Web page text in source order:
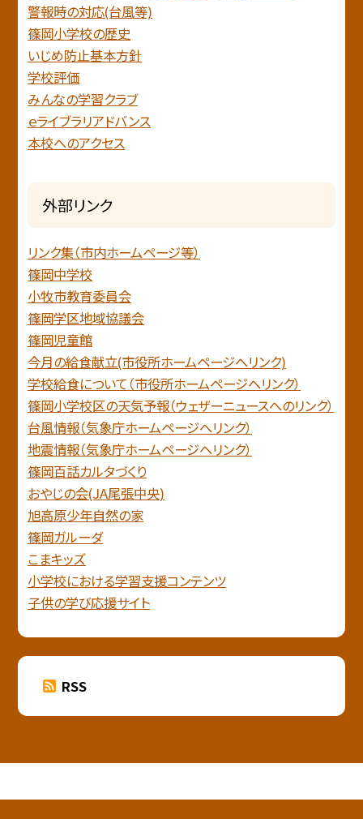
警報時の対応(台風等)
篠岡小学校の歴史
いじめ防止基本方針
学校評価
みんなの学習クラブ
ｅライブラリアドバンス
本校へのアクセス
外部リンク
リンク集（市内ホームページ等）
篠岡中学校
小牧市教育委員会
篠岡学区地域協議会
篠岡児童館
今月の給食献立(市役所ホームページへリンク)
学校給食について（市役所ホームページへリンク）
篠岡小学校区の天気予報（ウェザーニュースへのリンク）
台風情報（気象庁ホームページへリンク）
地震情報（気象庁ホームページヘリンク）
篠岡百話カルタづくり
おやじの会(JA尾張中央)
旭高原少年自然の家
篠岡ガルーダ
こまキッズ
小学校における学習支援コンテンツ
子供の学び応援サイト
RSS